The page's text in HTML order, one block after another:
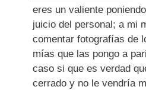
eres un valiente
juicio del personal; a mi
comentar fotografías de
mías que las pongo a
caso si que es verdad
cerrado y no le vendría